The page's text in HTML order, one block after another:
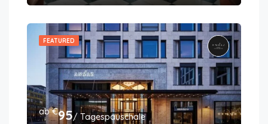
FEATURED
ab €95/ Tagespauschale